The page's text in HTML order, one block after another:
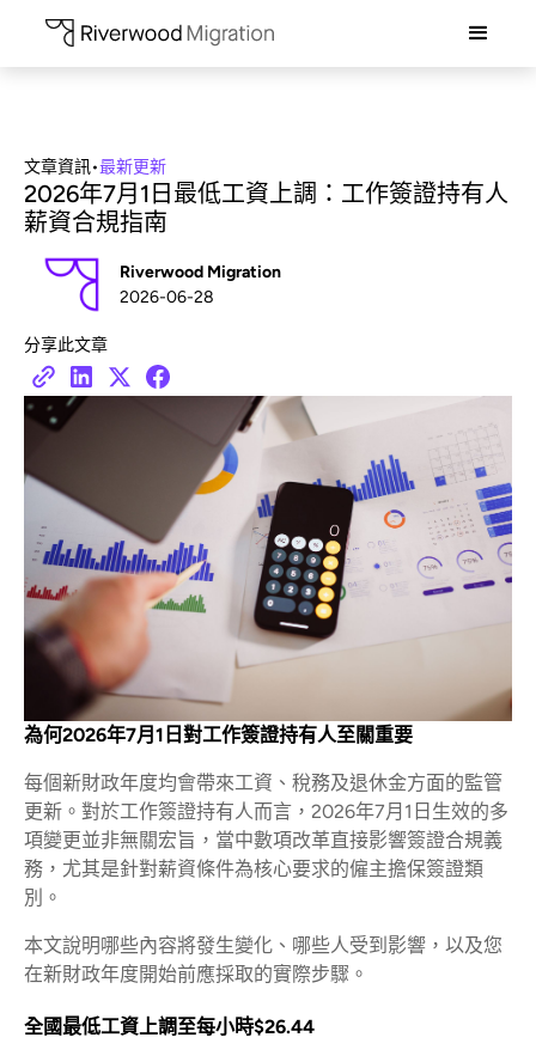
文章資訊•最新更新
2026年7月1日最低工資上調：工作簽證持有人
薪資合規指南
Riverwood Migration
2026-06-28
分享此文章
為何2026年7月1日對工作簽證持有人至關重要
每個新財政年度均會帶來工資、稅務及退休金方面的監管
更新。對於工作簽證持有人而言，2026年7月1日生效的多
項變更並非無關宏旨，當中數項改革直接影響簽證合規義
務，尤其是針對薪資條件為核心要求的僱主擔保簽證類
別。
本文說明哪些內容將發生變化、哪些人受到影響，以及您
在新財政年度開始前應採取的實際步驟。
全國最低工資上調至每小時$26.44